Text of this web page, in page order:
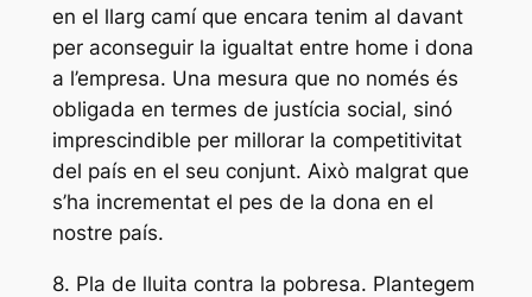
en el llarg camí que encara tenim al davant
per aconseguir la igualtat entre home i dona
a l’empresa. Una mesura que no només és
obligada en termes de justícia social, sinó
imprescindible per millorar la competitivitat
del país en el seu conjunt. Això malgrat que
s’ha incrementat el pes de la dona en el
nostre país.
8. Pla de lluita contra la pobresa. Plantegem